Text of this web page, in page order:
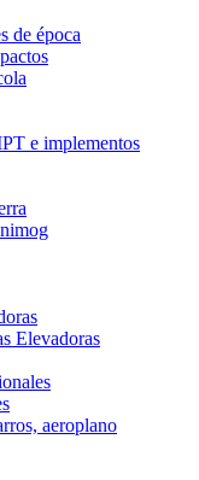
de época
e implementos
Elevadoras
aeroplano